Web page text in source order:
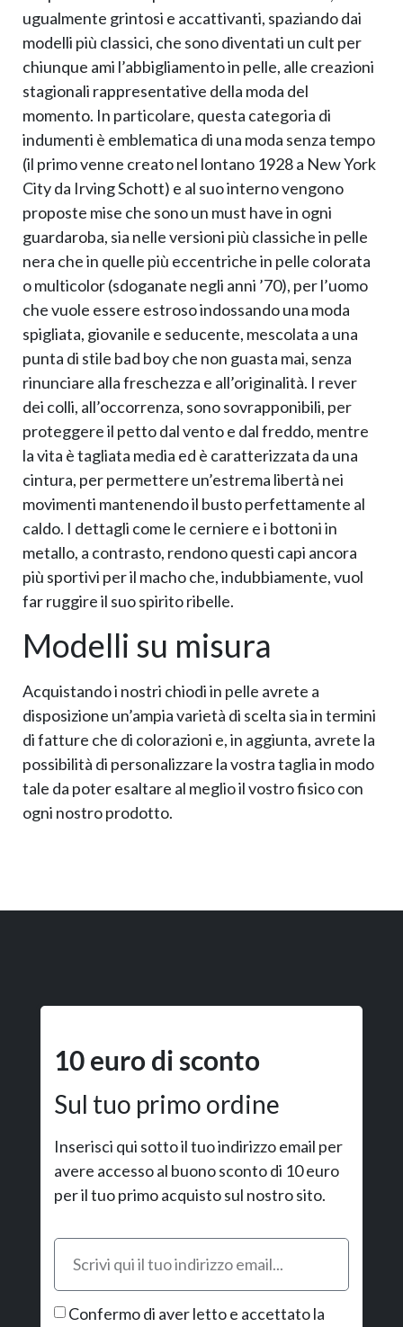
ugualmente grintosi e accattivanti, spaziando dai
modelli più classici, che sono diventati un cult per
chiunque ami l’abbigliamento in pelle, alle creazioni
stagionali rappresentative della moda del
momento. In particolare, questa categoria di
indumenti è emblematica di una moda senza tempo
(il primo venne creato nel lontano 1928 a New York
City da Irving Schott) e al suo interno vengono
proposte mise che sono un must have in ogni
guardaroba, sia nelle versioni più classiche in pelle
nera che in quelle più eccentriche in pelle colorata
o multicolor (sdoganate negli anni ’70), per l’uomo
che vuole essere estroso indossando una moda
spigliata, giovanile e seducente, mescolata a una
punta di stile bad boy che non guasta mai, senza
rinunciare alla freschezza e all’originalità. I rever
dei colli, all’occorrenza, sono sovrapponibili, per
proteggere il petto dal vento e dal freddo, mentre
la vita è tagliata media ed è caratterizzata da una
cintura, per permettere un’estrema libertà nei
movimenti mantenendo il busto perfettamente al
caldo. I dettagli come le cerniere e i bottoni in
metallo, a contrasto, rendono questi capi ancora
più sportivi per il macho che, indubbiamente, vuol
far ruggire il suo spirito ribelle.
Modelli su misura
Acquistando i nostri chiodi in pelle avrete a
disposizione un’ampia varietà di scelta sia in termini
di fatture che di colorazioni e, in aggiunta, avrete la
possibilità di personalizzare la vostra taglia in modo
tale da poter esaltare al meglio il vostro fisico con
ogni nostro prodotto.
10 euro di sconto
Sul tuo primo ordine
Inserisci qui sotto il tuo indirizzo email per
avere accesso al buono sconto di 10 euro
per il tuo primo acquisto sul nostro sito.
Confermo di aver letto e accettato la